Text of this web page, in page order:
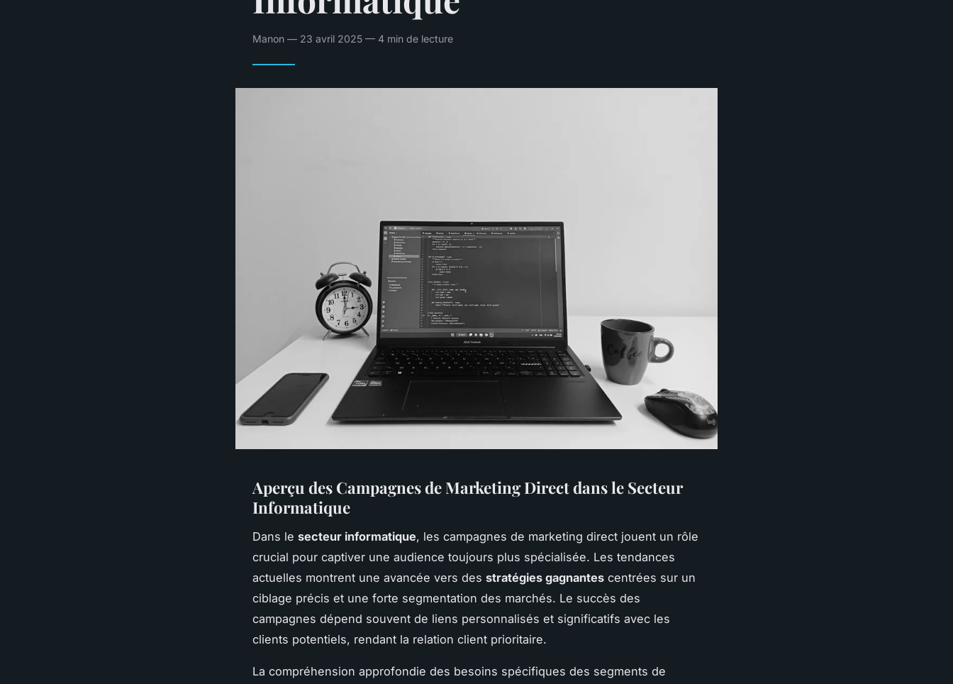
Manon — 23 avril 2025 — 4 min de lecture
Aperçu des Campagnes de Marketing Direct dans le Secteur
Informatique
Dans le secteur informatique, les campagnes de marketing direct jouent un rôle
crucial pour captiver une audience toujours plus spécialisée. Les tendances
actuelles montrent une avancée vers des stratégies gagnantes centrées sur un
ciblage précis et une forte segmentation des marchés. Le succès des
campagnes dépend souvent de liens personnalisés et significatifs avec les
clients potentiels, rendant la relation client prioritaire.
La compréhension approfondie des besoins spécifiques des segments de